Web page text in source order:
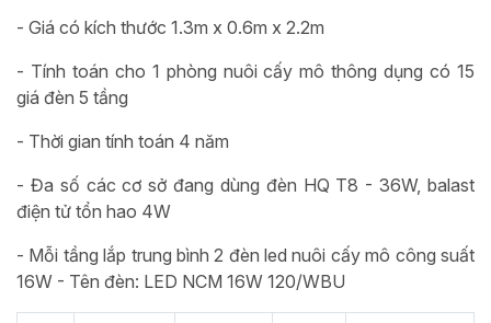
- Giá có kích thước 1.3m x 0.6m x 2.2m
- Tính toán cho 1 phòng nuôi cấy mô thông dụng có 15
giá đèn 5 tầng
- Thời gian tính toán 4 năm
- Đa số các cơ sở đang dùng đèn HQ T8 - 36W, balast
điện tử tổn hao 4W
- Mỗi tầng lắp trung bình 2 đèn led nuôi cấy mô công suất
16W - Tên đèn: LED NCM 16W 120/WBU